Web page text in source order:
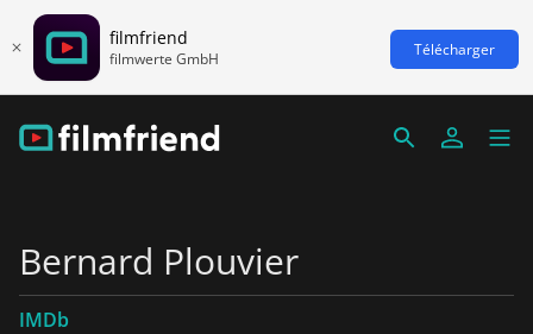
filmfriend
filmwerte GmbH Télécharger
Bernard Plouvier
IMDb